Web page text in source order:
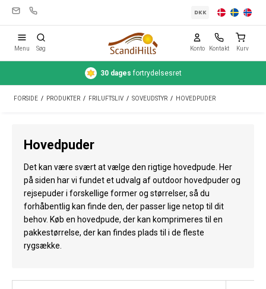
Telte
Rengøring & pleje
Rejseudstyr
Bil & trailer
Vand
DKK
Menu Søg Konto Kontakt Kurv
30 dages fortrydelsesret
FORSIDE / PRODUKTER / FRILUFTSLIV / SOVEUDSTYR / HOVEDPUDER
Hovedpuder
Det kan være svært at vælge den rigtige hovedpude. Her
på siden har vi fundet et udvalg af outdoor hovedpuder og
rejsepuder i forskellige former og størrelser, så du
forhåbentlig kan finde den, der passer lige netop til dit
behov. Køb en hovedpude, der kan komprimeres til en
pakkestørrelse, der kan findes plads til i de fleste
rygsække.